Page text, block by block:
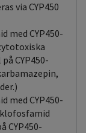
via CYP450
med CYP450-
CYP450-
med CYP450-
CYP450-